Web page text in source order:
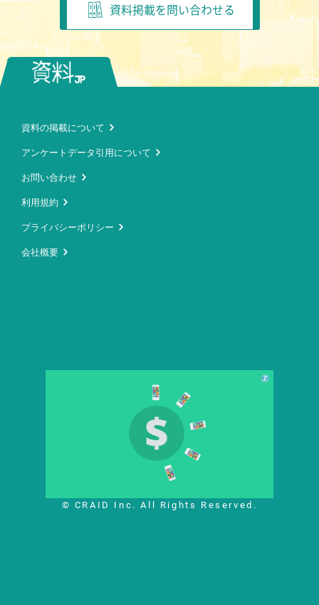
資料掲載を問い合わせる
資料の掲載について
アンケートデータ引用について
お問い合わせ
利用規約
プライバシーポリシー
会社概要
© CRAID Inc. All Rights Reserved.